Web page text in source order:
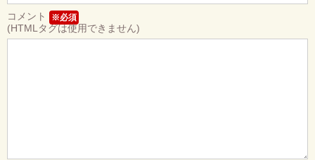
コメント ※必須
(HTMLタグは使用できません)